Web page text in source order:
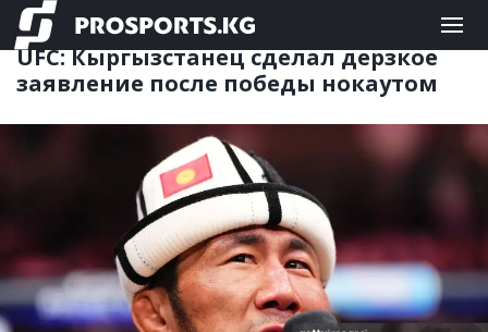
ЕДИНОБОРСТВА 23.11.2025 13:39
UFC: Кыргызстанец сделал дерзкое
заявление после победы нокаутом